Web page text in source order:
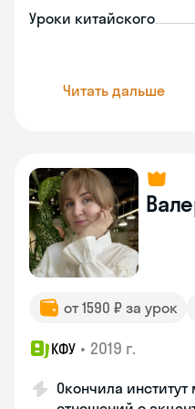
Уроки китайского
Читать дальше
от 1590 ₽ за урок
КФУ • 2019 г.
Окончила